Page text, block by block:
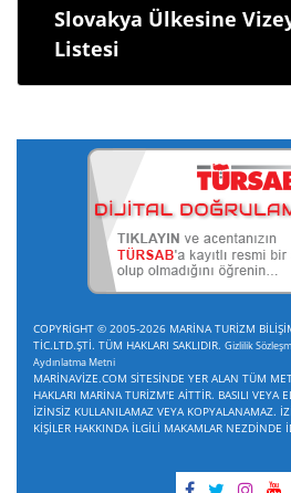
Slovakya Ülkesine Vizeye Tabi Ülkeler
Listesi
COPYRİGHT © 2005-2026 MARİNA TURİZM
TİC.LTD.ŞTİ. TÜM HAKLARI SAKLIDIR. Gizlilik
Aydınlatma Metni
MARİNAVİZE.COM SİTESİNDE YER ALAN TÜM
HAKLARI MARİNA TURİZM'E AİTTİR. BASILI VEYA
İZİNSİZ KULLANILAMAZ VEYA KOPYALANAMAZ.
KİŞİLER HAKKINDA İLGİLİ MAKAMLAR NEZDİNDE